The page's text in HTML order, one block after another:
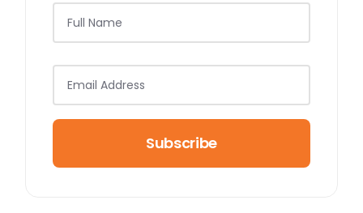
Subscribe